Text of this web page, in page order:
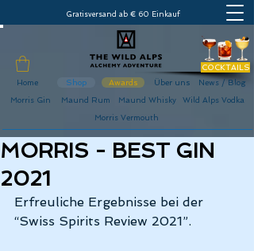
Gratisversand ab € 60 Einkauf
COCKTAILS
Home
Morris Gin
Shop Awards Über uns
News / Blog
Maund Rum
Maund Whisky
Wild Alps Vodka
Morris Vermouth
MORRIS - BEST GIN
2021
Erfreuliche Ergebnisse bei der
“Swiss Spirits Review 2021”.